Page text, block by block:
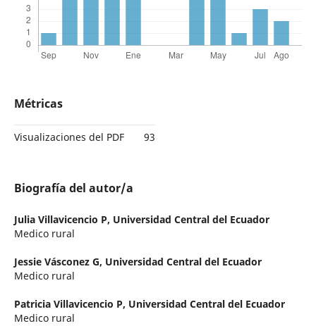
Métricas
Visualizaciones del PDF 93
Biografía del autor/a
Julia Villavicencio P, Universidad Central del Ecuador
Medico rural
Jessie Vásconez G, Universidad Central del Ecuador
Medico rural
Patricia Villavicencio P, Universidad Central del Ecuador
Medico rural